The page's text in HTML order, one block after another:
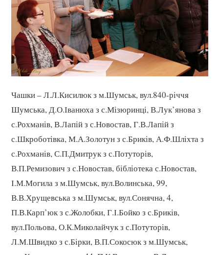
Чашки – Л.Л.Кисилюк з м.Шумськ, вул.840-річчя
Шумська, Д.О.Іванюха з с.Мізюринці, В.Лук’янова з
с.Рохманів, В.Лапій з с.Новостав, Г.В.Лапій з
с.Шкроботівка, М.А.Золотун з с.Бриків, А.Ф.Шліхта з
с.Рохманів, С.П.Дмитрук з с.Потуторів,
В.П.Ремизович з с.Новостав, бібліотека с.Новостав,
І.М.Могила з м.Шумськ, вул.Волинська, 99,
В.В.Хрущевська з м.Шумськ, вул.Сонячна, 4,
П.В.Карп’юк з с.Жолобки, Г.І.Бойко з с.Бриків,
вул.Польова, О.К.Миколайчук з с.Потуторів,
Л.М.Швидко з с.Бірки, В.П.Сокосюк з м.Шумськ,